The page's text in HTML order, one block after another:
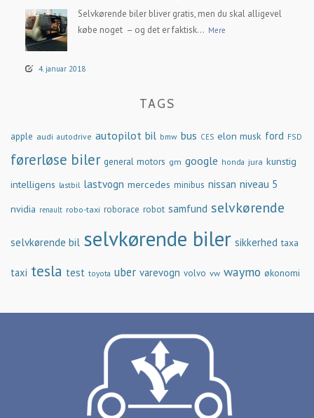
Selvkørende biler bliver gratis, men du skal alligevel
købe noget – og det er faktisk... Mere
4. januar 2018
TAGS
apple audi autodrive autopilot bil bmw bus CES elon musk ford FSD
førerløse biler general motors gm google honda jura kunstig
intelligens lastbil lastvogn mercedes minibus nissan niveau 5
nvidia renault robo-taxi roborace robot samfund selvkørende
selvkørende bil selvkørende biler sikkerhed taxa
taxi tesla test toyota uber varevogn volvo vw waymo økonomi